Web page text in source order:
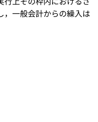
，一般会計からの繰入は
る